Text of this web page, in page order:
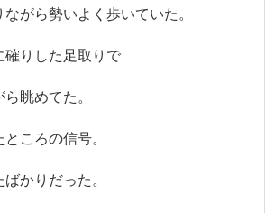
がら勢いよく歩いていた。
りした足取りで
眺めてた。
ころの信号。
かりだった。